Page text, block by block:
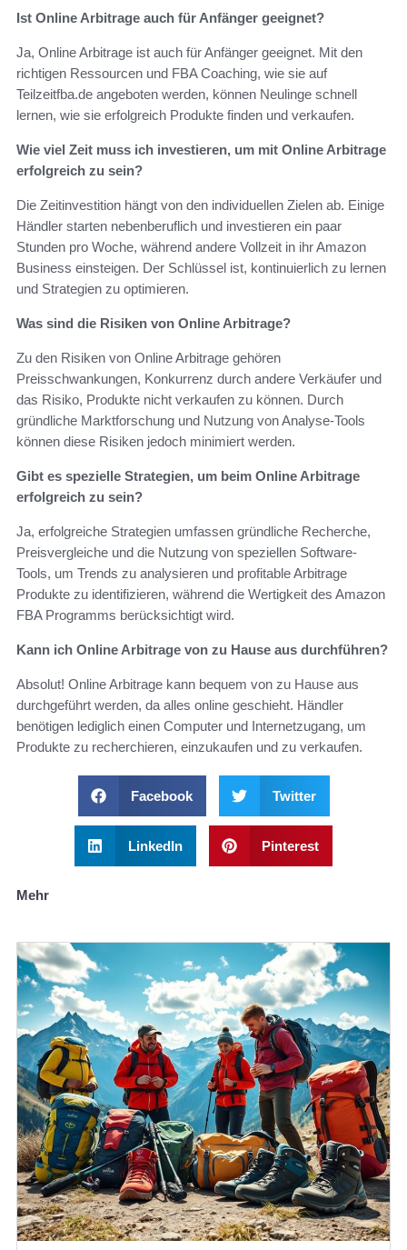
Ist Online Arbitrage auch für Anfänger geeignet?
Ja, Online Arbitrage ist auch für Anfänger geeignet. Mit den
richtigen Ressourcen und FBA Coaching, wie sie auf
Teilzeitfba.de angeboten werden, können Neulinge schnell
lernen, wie sie erfolgreich Produkte finden und verkaufen.
Wie viel Zeit muss ich investieren, um mit Online Arbitrage
erfolgreich zu sein?
Die Zeitinvestition hängt von den individuellen Zielen ab. Einige
Händler starten nebenberuflich und investieren ein paar
Stunden pro Woche, während andere Vollzeit in ihr Amazon
Business einsteigen. Der Schlüssel ist, kontinuierlich zu lernen
und Strategien zu optimieren.
Was sind die Risiken von Online Arbitrage?
Zu den Risiken von Online Arbitrage gehören
Preisschwankungen, Konkurrenz durch andere Verkäufer und
das Risiko, Produkte nicht verkaufen zu können. Durch
gründliche Marktforschung und Nutzung von Analyse-Tools
können diese Risiken jedoch minimiert werden.
Gibt es spezielle Strategien, um beim Online Arbitrage
erfolgreich zu sein?
Ja, erfolgreiche Strategien umfassen gründliche Recherche,
Preisvergleiche und die Nutzung von speziellen Software-
Tools, um Trends zu analysieren und profitable Arbitrage
Produkte zu identifizieren, während die Wertigkeit des Amazon
FBA Programms berücksichtigt wird.
Kann ich Online Arbitrage von zu Hause aus durchführen?
Absolut! Online Arbitrage kann bequem von zu Hause aus
durchgeführt werden, da alles online geschieht. Händler
benötigen lediglich einen Computer und Internetzugang, um
Produkte zu recherchieren, einzukaufen und zu verkaufen.
Facebook Twitter
LinkedIn Pinterest
Mehr